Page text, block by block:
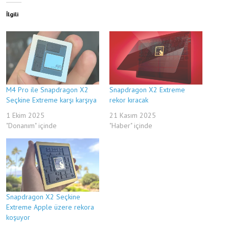
İlgili
M4 Pro ile Snapdragon X2
Seçkine Extreme karşı karşıya
1 Ekim 2025
"Donanım" içinde
Snapdragon X2 Extreme
rekor kıracak
21 Kasım 2025
"Haber" içinde
Snapdragon X2 Seçkine
Extreme Apple üzere rekora
koşuyor